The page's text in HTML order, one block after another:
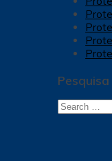
Pesquisa
Search